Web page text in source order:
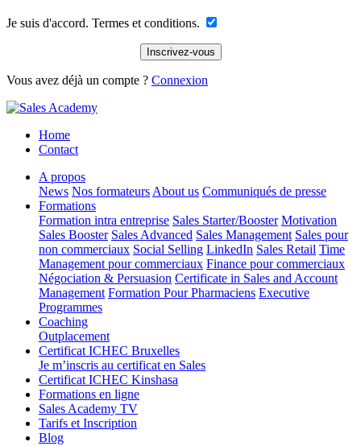
Je suis d'accord. Termes et conditions.
Vous avez déjà un compte ? Connexion
Home
Contact
A propos
News Nos formateursAbout us Communiqués de presse
Formations
Formation intra entreprise Sales Starter/Booster Motivation
Sales Booster Sales Advanced Sales Management Sales pour
non commerciaux Social Selling LinkedIn Sales Retail Time
Management pour commerciaux Finance pour commerciaux
Négociation & Persuasion Certificate in Sales and Account
Management Formation Pour Pharmaciens Executive
Programmes
Coaching
Outplacement
Certificat ICHEC Bruxelles
Je m’inscris au certificat en Sales
Certificat ICHEC Kinshasa
Formations en ligne
Sales Academy TV
Tarifs et Inscription
Blog